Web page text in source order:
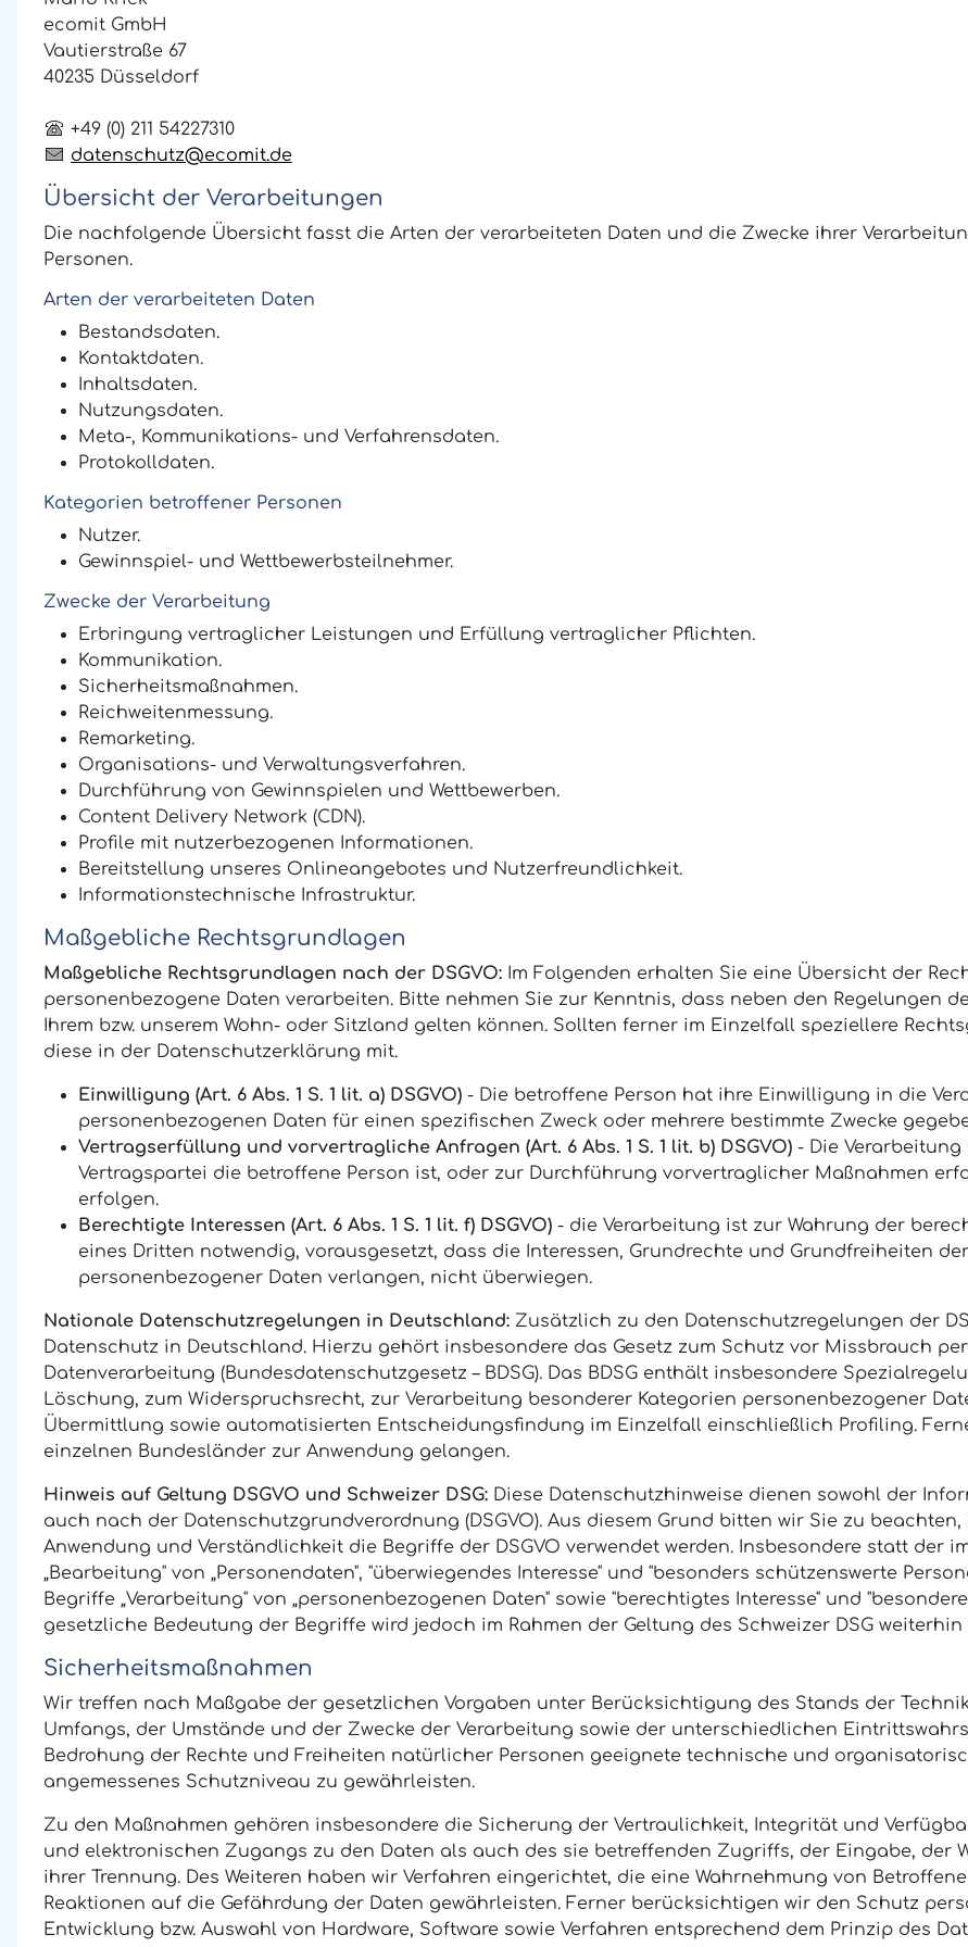
ecomit GmbH
Vautierstraße 67
40235 Düsseldorf
+49 (0) 211 54227310
datenschutz@ecomit.de
Übersicht der Verarbeitungen
Die nachfolgende Übersicht fasst die Arten der verarbeiteten Daten und die Zwecke ihrer
Personen.
Arten der verarbeiteten Daten
Bestandsdaten.
Kontaktdaten.
Inhaltsdaten.
Nutzungsdaten.
Meta-, Kommunikations- und Verfahrensdaten.
Protokolldaten.
Kategorien betroffener Personen
Nutzer.
Gewinnspiel- und Wettbewerbsteilnehmer.
Zwecke der Verarbeitung
Erbringung vertraglicher Leistungen und Erfüllung vertraglicher Pflichten.
Kommunikation.
Sicherheitsmaßnahmen.
Reichweitenmessung.
Remarketing.
Organisations- und Verwaltungsverfahren.
Durchführung von Gewinnspielen und Wettbewerben.
Content Delivery Network (CDN).
Profile mit nutzerbezogenen Informationen.
Bereitstellung unseres Onlineangebotes und Nutzerfreundlichkeit.
Informationstechnische Infrastruktur.
Maßgebliche Rechtsgrundlagen
Maßgebliche Rechtsgrundlagen nach der DSGVO: Im Folgenden erhalten Sie eine Übersicht der
personenbezogene Daten verarbeiten. Bitte nehmen Sie zur Kenntnis, dass neben den Regelungen
Ihrem bzw. unserem Wohn- oder Sitzland gelten können. Sollten ferner im Einzelfall speziellere
diese in der Datenschutzerklärung mit.
Einwilligung (Art. 6 Abs. 1 S. 1 lit. a) DSGVO) - Die betroffene Person hat ihre Einwilligung in die
personenbezogenen Daten für einen spezifischen Zweck oder mehrere bestimmte Zwecke
Vertragserfüllung und vorvertragliche Anfragen (Art. 6 Abs. 1 S. 1 lit. b) DSGVO) - Die
Vertragspartei die betroffene Person ist, oder zur Durchführung vorvertraglicher Maßnahmen
erfolgen.
Berechtigte Interessen (Art. 6 Abs. 1 S. 1 lit. f) DSGVO) - die Verarbeitung ist zur Wahrung der
eines Dritten notwendig, vorausgesetzt, dass die Interessen, Grundrechte und Grundfreiheiten
personenbezogener Daten verlangen, nicht überwiegen.
Nationale Datenschutzregelungen in Deutschland: Zusätzlich zu den Datenschutzregelungen der
Datenschutz in Deutschland. Hierzu gehört insbesondere das Gesetz zum Schutz vor Missbrauch
Datenverarbeitung (Bundesdatenschutzgesetz – BDSG). Das BDSG enthält insbesondere
Löschung, zum Widerspruchsrecht, zur Verarbeitung besonderer Kategorien personenbezogener
Übermittlung sowie automatisierten Entscheidungsfindung im Einzelfall einschließlich Profiling.
einzelnen Bundesländer zur Anwendung gelangen.
Hinweis auf Geltung DSGVO und Schweizer DSG: Diese Datenschutzhinweise dienen sowohl der
auch nach der Datenschutzgrundverordnung (DSGVO). Aus diesem Grund bitten wir Sie zu
Anwendung und Verständlichkeit die Begriffe der DSGVO verwendet werden. Insbesondere statt der
„Bearbeitung" von „Personendaten", "überwiegendes Interesse" und "besonders schützenswerte
Begriffe „Verarbeitung" von „personenbezogenen Daten" sowie "berechtigtes Interesse" und
gesetzliche Bedeutung der Begriffe wird jedoch im Rahmen der Geltung des Schweizer DSG
Sicherheitsmaßnahmen
Wir treffen nach Maßgabe der gesetzlichen Vorgaben unter Berücksichtigung des Stands der
Umfangs, der Umstände und der Zwecke der Verarbeitung sowie der unterschiedlichen
Bedrohung der Rechte und Freiheiten natürlicher Personen geeignete technische und
angemessenes Schutzniveau zu gewährleisten.
Zu den Maßnahmen gehören insbesondere die Sicherung der Vertraulichkeit, Integrität und
und elektronischen Zugangs zu den Daten als auch des sie betreffenden Zugriffs, der Eingabe, der
ihrer Trennung. Des Weiteren haben wir Verfahren eingerichtet, die eine Wahrnehmung von
Reaktionen auf die Gefährdung der Daten gewährleisten. Ferner berücksichtigen wir den Schutz
Entwicklung bzw. Auswahl von Hardware, Software sowie Verfahren entsprechend dem Prinzip des